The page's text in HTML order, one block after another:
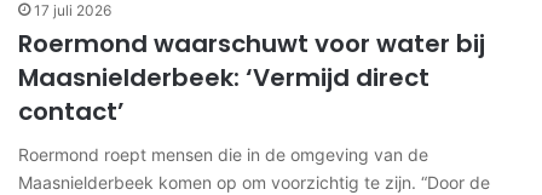
17 juli 2026
Roermond waarschuwt voor water bij
Maasnielderbeek: ‘Vermijd direct
contact’
Roermond roept mensen die in de omgeving van de
Maasnielderbeek komen op om voorzichtig te zijn. “Door de